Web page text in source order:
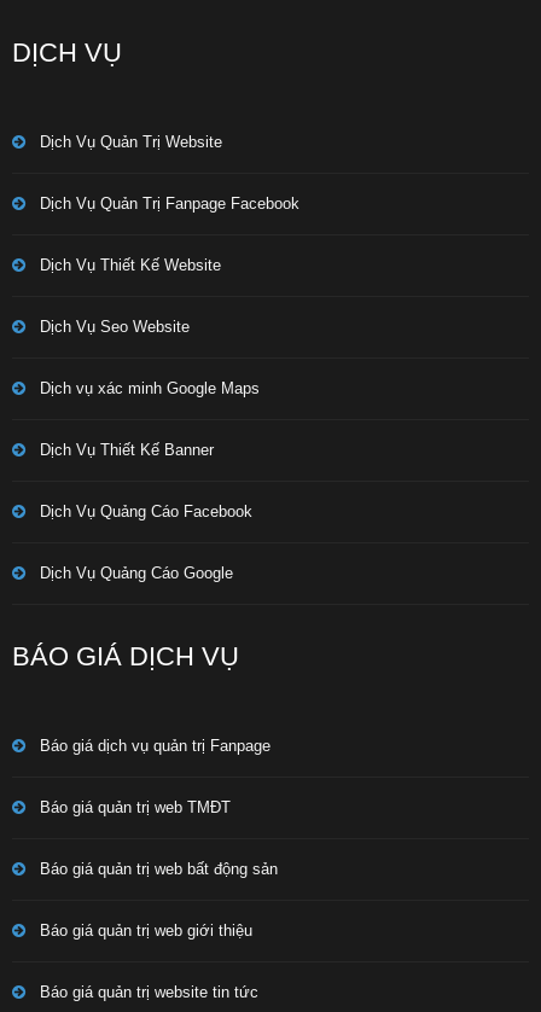
DỊCH VỤ
Dịch Vụ Quản Trị Website
Dịch Vụ Quản Trị Fanpage Facebook
Dịch Vụ Thiết Kế Website
Dịch Vụ Seo Website
Dịch vụ xác minh Google Maps
Dịch Vụ Thiết Kế Banner
Dịch Vụ Quảng Cáo Facebook
Dịch Vụ Quảng Cáo Google
BÁO GIÁ DỊCH VỤ
Báo giá dịch vụ quản trị Fanpage
Báo giá quản trị web TMĐT
Báo giá quản trị web bất động sản
Báo giá quản trị web giới thiệu
Báo giá quản trị website tin tức